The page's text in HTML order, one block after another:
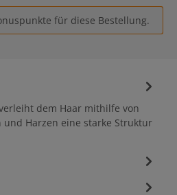
für diese Bestellung.
dem Haar mithilfe von
und Harzen eine starke Struktur